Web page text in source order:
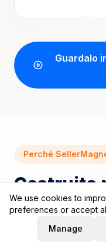
Guardalo
Perché
Costruito
che
We use cookies to
preferences or accept
Manage